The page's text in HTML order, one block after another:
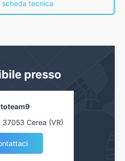
scheda tecnica
presso
Cerea (VR)